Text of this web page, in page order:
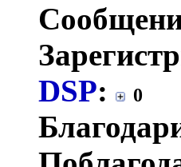
DSP: 0